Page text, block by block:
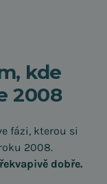
kde
2008
fázi, kterou si
2008.
dobře.